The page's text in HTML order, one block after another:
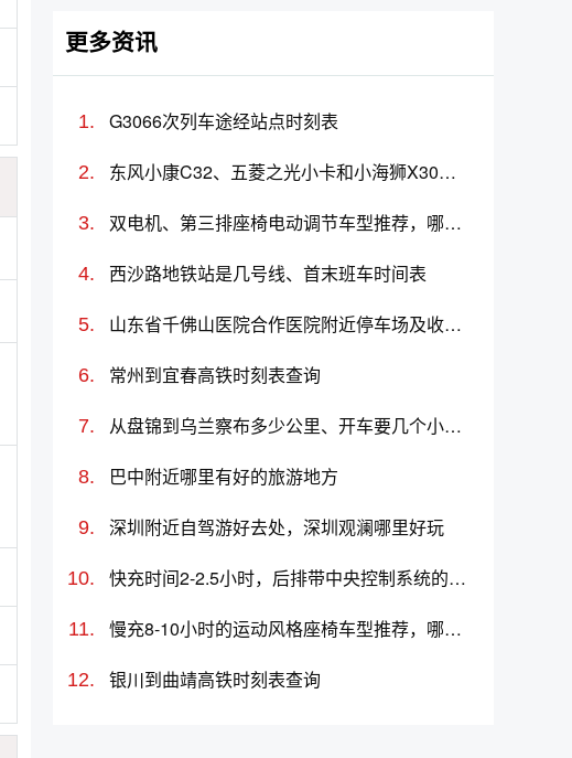
更多资讯
G3066次列车途经站点时刻表
东风小康C32、五菱之光小卡和小海狮X30哪个更值得买？性价比、配置对比
双电机、第三排座椅电动调节车型推荐，哪款车好？
西沙路地铁站是几号线、首末班车时间表
山东省千佛山医院合作医院附近停车场及收费标准
常州到宜春高铁时刻表查询
从盘锦到乌兰察布多少公里、开车要几个小时？过路费、油费等
巴中附近哪里有好的旅游地方
深圳附近自驾游好去处，深圳观澜哪里好玩
快充时间2-2.5小时，后排带中央控制系统的车有哪些？哪款值得买？价格多少？
慢充8-10小时的运动风格座椅车型推荐，哪款车好？价格多少？
银川到曲靖高铁时刻表查询